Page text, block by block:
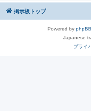
掲示板トップ
Powered by phpBB
Japanese
プライ